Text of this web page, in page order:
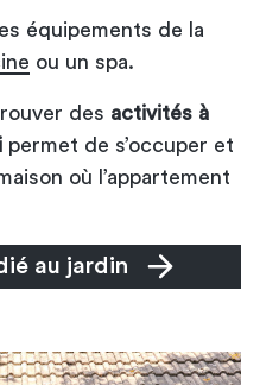
équipements de la
ou un spa.
des activités à
permet de s’occuper et
où l’appartement
au jardin